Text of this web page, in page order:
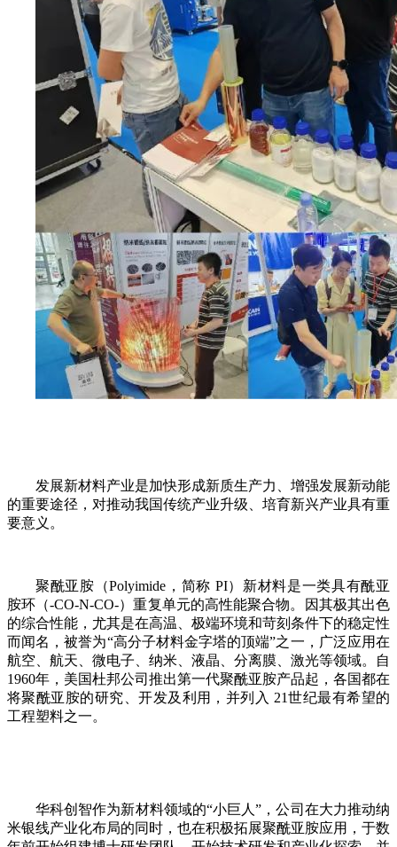
发展新材料产业是加快形成新质生产力、增强发展新动能
的重要途径，对推动我国传统产业升级、培育新兴产业具有重
要意义。
聚酰亚胺（Polyimide，简称 PI）新材料是一类具有酰亚
胺环（-CO-N-CO-）重复单元的高性能聚合物。因其极其出色
的综合性能，尤其是在高温、极端环境和苛刻条件下的稳定性
而闻名，被誉为“高分子材料金字塔的顶端”之一，广泛应用在
航空、航天、微电子、纳米、液晶、分离膜、激光等领域。自
1960年，美国杜邦公司推出第一代聚酰亚胺产品起，各国都在
将聚酰亚胺的研究、开发及利用，并列入 21世纪最有希望的
工程塑料之一。
华科创智作为新材料领域的“小巨人”，公司在大力推动纳
米银线产业化布局的同时，也在积极拓展聚酰亚胺应用，于数